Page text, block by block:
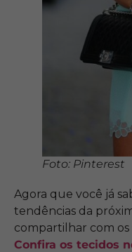
Foto: Pinterest
Agora que você já
tendências da
compartilhar com os
Confira os tecidos